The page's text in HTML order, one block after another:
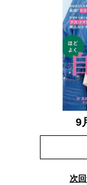
9
次